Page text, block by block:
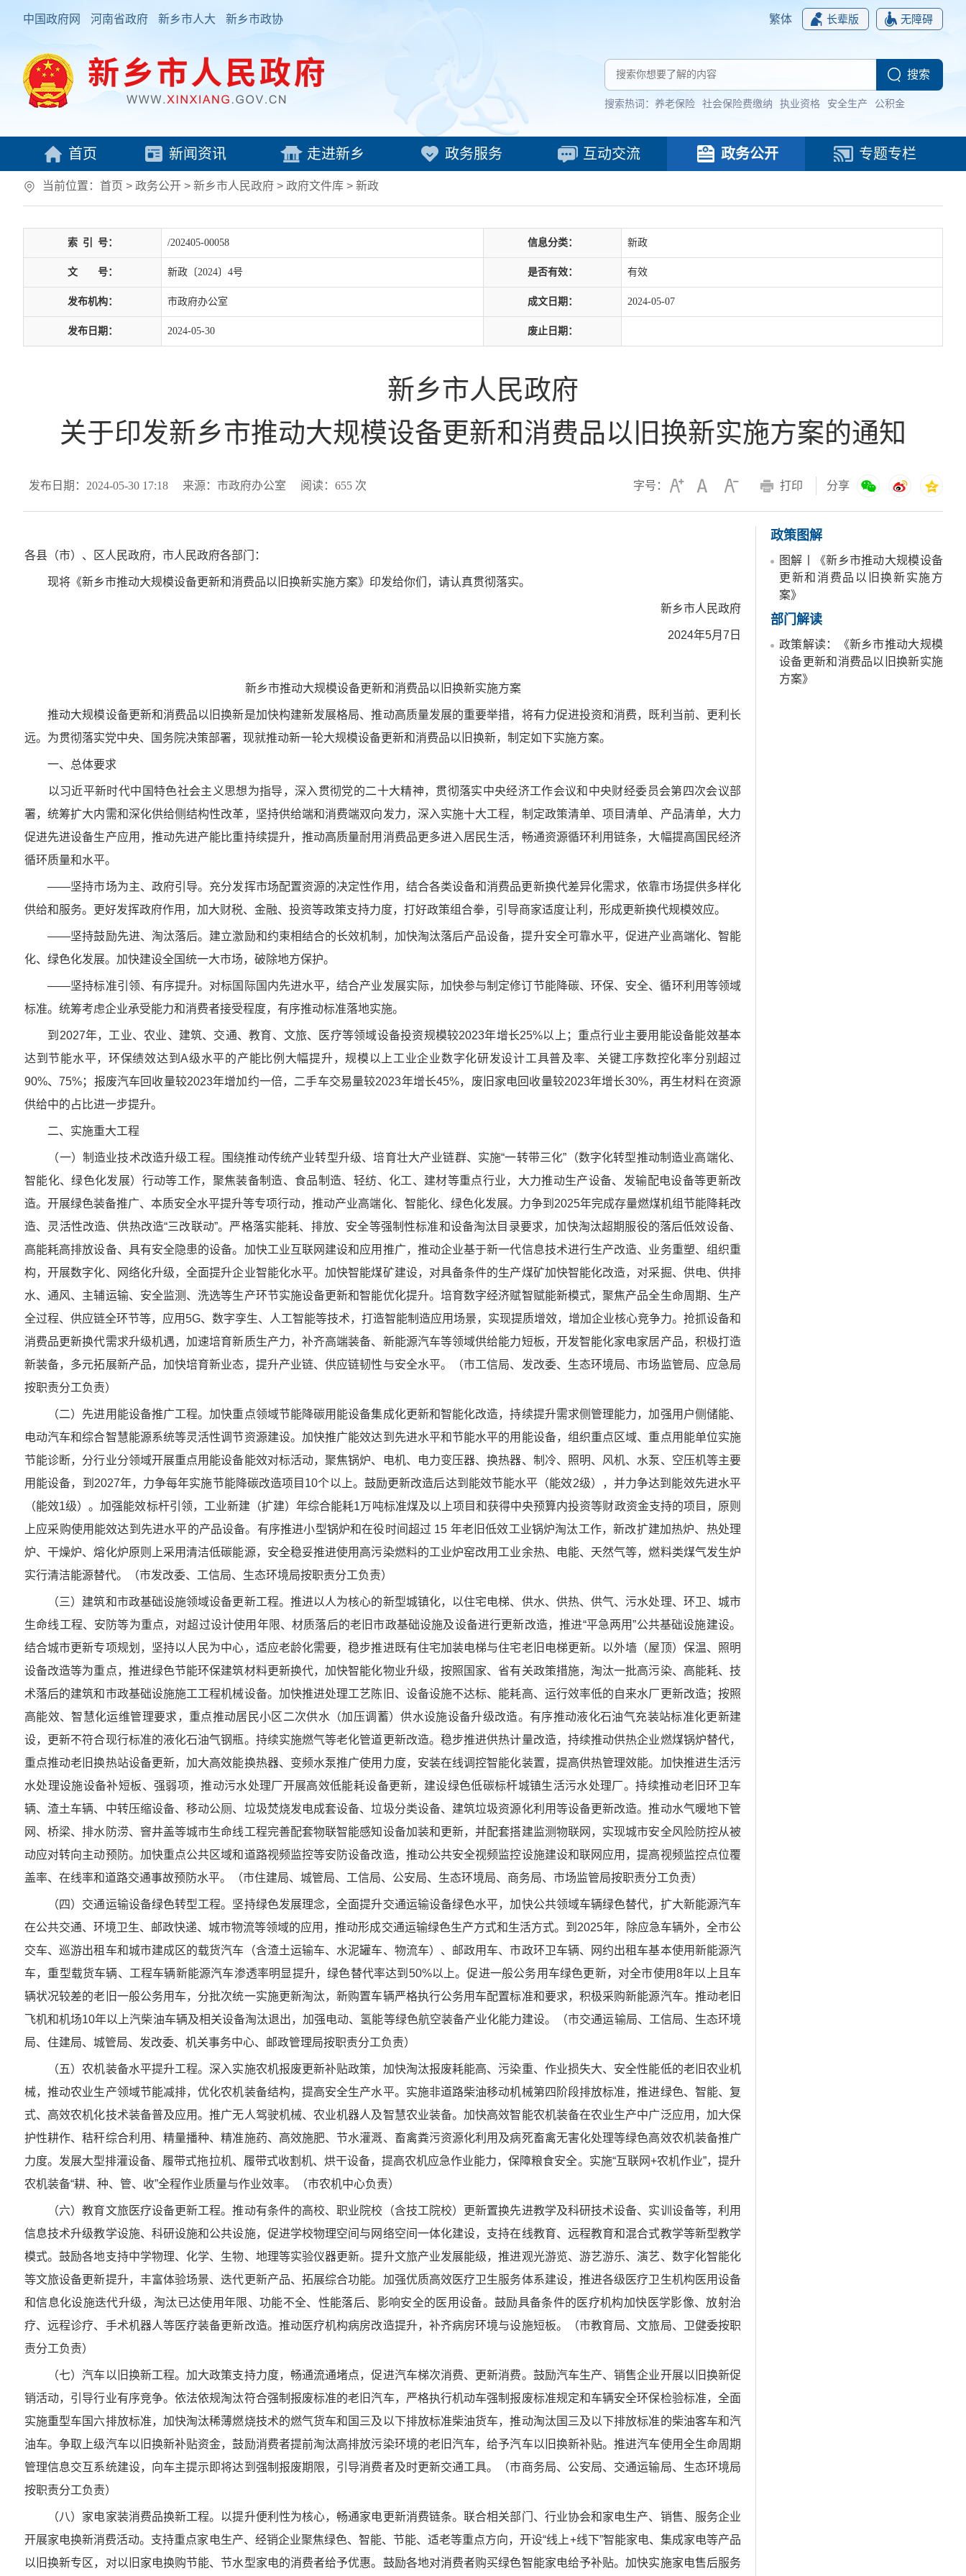
中国政府网 河南省政府 新乡市人大 新乡市政协 繁体 长辈版 无障碍
搜索热词： 养老保险 社会保险费缴纳 执业资格 安全生产 公积金
首页 新闻资讯 走进新乡 政务服务 互动交流 政务公开 专题专栏
当前位置： 首页 > 政务公开 > 新乡市人民政府 > 政府文件库 > 新政
索 引 号： /202405-00058 信息分类： 新政
文 号： 新政〔2024〕4号 是否有效： 有效
发布机构： 市政府办公室 成文日期： 2024-05-07
发布日期： 2024-05-30 废止日期：
新乡市人民政府
关于印发新乡市推动大规模设备更新和消费品以旧换新实施方案的通知
发布日期：2024-05-30 17:18 来源：市政府办公室 阅读： 655 次 字号： 打印 分享
各县（市）、区人民政府，市人民政府各部门：
现将《新乡市推动大规模设备更新和消费品以旧换新实施方案》印发给你们，请认真贯彻落实。
新乡市人民政府
2024年5月7日
新乡市推动大规模设备更新和消费品以旧换新实施方案
推动大规模设备更新和消费品以旧换新是加快构建新发展格局、推动高质量发展的重要举措，将有力促进投资和消费，既利当前、更利长
远。为贯彻落实党中央、国务院决策部署，现就推动新一轮大规模设备更新和消费品以旧换新，制定如下实施方案。
一、总体要求
以习近平新时代中国特色社会主义思想为指导，深入贯彻党的二十大精神，贯彻落实中央经济工作会议和中央财经委员会第四次会议部
署，统筹扩大内需和深化供给侧结构性改革，坚持供给端和消费端双向发力，深入实施十大工程，制定政策清单、项目清单、产品清单，大力
促进先进设备生产应用，推动先进产能比重持续提升，推动高质量耐用消费品更多进入居民生活，畅通资源循环利用链条，大幅提高国民经济
循环质量和水平。
——坚持市场为主、政府引导。充分发挥市场配置资源的决定性作用，结合各类设备和消费品更新换代差异化需求，依靠市场提供多样化
供给和服务。更好发挥政府作用，加大财税、金融、投资等政策支持力度，打好政策组合拳，引导商家适度让利，形成更新换代规模效应。
——坚持鼓励先进、淘汰落后。建立激励和约束相结合的长效机制，加快淘汰落后产品设备，提升安全可靠水平，促进产业高端化、智能
化、绿色化发展。加快建设全国统一大市场，破除地方保护。
——坚持标准引领、有序提升。对标国际国内先进水平，结合产业发展实际，加快参与制定修订节能降碳、环保、安全、循环利用等领域
标准。统筹考虑企业承受能力和消费者接受程度，有序推动标准落地实施。
到2027年，工业、农业、建筑、交通、教育、文旅、医疗等领域设备投资规模较2023年增长25%以上；重点行业主要用能设备能效基本
达到节能水平，环保绩效达到A级水平的产能比例大幅提升，规模以上工业企业数字化研发设计工具普及率、关键工序数控化率分别超过
90%、75%；报废汽车回收量较2023年增加约一倍，二手车交易量较2023年增长45%，废旧家电回收量较2023年增长30%，再生材料在资源
供给中的占比进一步提升。
二、实施重大工程
（一）制造业技术改造升级工程。围绕推动传统产业转型升级、培育壮大产业链群、实施“一转带三化”（数字化转型推动制造业高端化、
智能化、绿色化发展）行动等工作，聚焦装备制造、食品制造、轻纺、化工、建材等重点行业，大力推动生产设备、发输配电设备等更新改
造。开展绿色装备推广、本质安全水平提升等专项行动，推动产业高端化、智能化、绿色化发展。力争到2025年完成存量燃煤机组节能降耗改
造、灵活性改造、供热改造“三改联动”。严格落实能耗、排放、安全等强制性标准和设备淘汰目录要求，加快淘汰超期服役的落后低效设备、
高能耗高排放设备、具有安全隐患的设备。加快工业互联网建设和应用推广，推动企业基于新一代信息技术进行生产改造、业务重塑、组织重
构，开展数字化、网络化升级，全面提升企业智能化水平。加快智能煤矿建设，对具备条件的生产煤矿加快智能化改造，对采掘、供电、供排
水、通风、主辅运输、安全监测、洗选等生产环节实施设备更新和智能优化提升。培育数字经济赋智赋能新模式，聚焦产品全生命周期、生产
全过程、供应链全环节等，应用5G、数字孪生、人工智能等技术，打造智能制造应用场景，实现提质增效，增加企业核心竞争力。抢抓设备和
消费品更新换代需求升级机遇，加速培育新质生产力，补齐高端装备、新能源汽车等领域供给能力短板，开发智能化家电家居产品，积极打造
新装备，多元拓展新产品，加快培育新业态，提升产业链、供应链韧性与安全水平。（市工信局、发改委、生态环境局、市场监管局、应急局
按职责分工负责）
（二）先进用能设备推广工程。加快重点领域节能降碳用能设备集成化更新和智能化改造，持续提升需求侧管理能力，加强用户侧储能、
电动汽车和综合智慧能源系统等灵活性调节资源建设。加快推广能效达到先进水平和节能水平的用能设备，组织重点区域、重点用能单位实施
节能诊断，分行业分领域开展重点用能设备能效对标活动，聚焦锅炉、电机、电力变压器、换热器、制冷、照明、风机、水泵、空压机等主要
用能设备，到2027年，力争每年实施节能降碳改造项目10个以上。鼓励更新改造后达到能效节能水平（能效2级），并力争达到能效先进水平
（能效1级）。加强能效标杆引领，工业新建（扩建）年综合能耗1万吨标准煤及以上项目和获得中央预算内投资等财政资金支持的项目，原则
上应采购使用能效达到先进水平的产品设备。有序推进小型锅炉和在役时间超过 15 年老旧低效工业锅炉淘汰工作，新改扩建加热炉、热处理
炉、干燥炉、熔化炉原则上采用清洁低碳能源，安全稳妥推进使用高污染燃料的工业炉窑改用工业余热、电能、天然气等，燃料类煤气发生炉
实行清洁能源替代。（市发改委、工信局、生态环境局按职责分工负责）
（三）建筑和市政基础设施领域设备更新工程。推进以人为核心的新型城镇化，以住宅电梯、供水、供热、供气、污水处理、环卫、城市
生命线工程、安防等为重点，对超过设计使用年限、材质落后的老旧市政基础设施及设备进行更新改造，推进“平急两用”公共基础设施建设。
结合城市更新专项规划，坚持以人民为中心，适应老龄化需要，稳步推进既有住宅加装电梯与住宅老旧电梯更新。以外墙（屋顶）保温、照明
设备改造等为重点，推进绿色节能环保建筑材料更新换代，加快智能化物业升级，按照国家、省有关政策措施，淘汰一批高污染、高能耗、技
术落后的建筑和市政基础设施施工工程机械设备。加快推进处理工艺陈旧、设备设施不达标、能耗高、运行效率低的自来水厂更新改造；按照
高能效、智慧化运维管理要求，重点推动居民小区二次供水（加压调蓄）供水设施设备升级改造。有序推动液化石油气充装站标准化更新建
设，更新不符合现行标准的液化石油气钢瓶。持续实施燃气等老化管道更新改造。稳步推进供热计量改造，持续推动供热企业燃煤锅炉替代，
重点推动老旧换热站设备更新，加大高效能换热器、变频水泵推广使用力度，安装在线调控智能化装置，提高供热管理效能。加快推进生活污
水处理设施设备补短板、强弱项，推动污水处理厂开展高效低能耗设备更新，建设绿色低碳标杆城镇生活污水处理厂。持续推动老旧环卫车
辆、渣土车辆、中转压缩设备、移动公厕、垃圾焚烧发电成套设备、垃圾分类设备、建筑垃圾资源化利用等设备更新改造。推动水气暖地下管
网、桥梁、排水防涝、窨井盖等城市生命线工程完善配套物联智能感知设备加装和更新，并配套搭建监测物联网，实现城市安全风险防控从被
动应对转向主动预防。加快重点公共区域和道路视频监控等安防设备改造，推动公共安全视频监控设施建设和联网应用，提高视频监控点位覆
盖率、在线率和道路交通事故预防水平。（市住建局、城管局、工信局、公安局、生态环境局、商务局、市场监管局按职责分工负责）
（四）交通运输设备绿色转型工程。坚持绿色发展理念，全面提升交通运输设备绿色水平，加快公共领域车辆绿色替代，扩大新能源汽车
在公共交通、环境卫生、邮政快递、城市物流等领域的应用，推动形成交通运输绿色生产方式和生活方式。到2025年，除应急车辆外，全市公
交车、巡游出租车和城市建成区的载货汽车（含渣土运输车、水泥罐车、物流车）、邮政用车、市政环卫车辆、网约出租车基本使用新能源汽
车，重型载货车辆、工程车辆新能源汽车渗透率明显提升，绿色替代率达到50%以上。促进一般公务用车绿色更新，对全市使用8年以上且车
辆状况较差的老旧一般公务用车，分批次统一实施更新淘汰，新购置车辆严格执行公务用车配置标准和要求，积极采购新能源汽车。推动老旧
飞机和机场10年以上汽柴油车辆及相关设备淘汰退出，加强电动、氢能等绿色航空装备产业化能力建设。（市交通运输局、工信局、生态环境
局、住建局、城管局、发改委、机关事务中心、邮政管理局按职责分工负责）
（五）农机装备水平提升工程。深入实施农机报废更新补贴政策，加快淘汰报废耗能高、污染重、作业损失大、安全性能低的老旧农业机
械，推动农业生产领域节能减排，优化农机装备结构，提高安全生产水平。实施非道路柴油移动机械第四阶段排放标准，推进绿色、智能、复
式、高效农机化技术装备普及应用。推广无人驾驶机械、农业机器人及智慧农业装备。加快高效智能农机装备在农业生产中广泛应用，加大保
护性耕作、秸秆综合利用、精量播种、精准施药、高效施肥、节水灌溉、畜禽粪污资源化利用及病死畜禽无害化处理等绿色高效农机装备推广
力度。发展大型排灌设备、履带式拖拉机、履带式收割机、烘干设备，提高农机应急作业能力，保障粮食安全。实施“互联网+农机作业”，提升
农机装备“耕、种、管、收”全程作业质量与作业效率。（市农机中心负责）
（六）教育文旅医疗设备更新工程。推动有条件的高校、职业院校（含技工院校）更新置换先进教学及科研技术设备、实训设备等，利用
信息技术升级教学设施、科研设施和公共设施，促进学校物理空间与网络空间一体化建设，支持在线教育、远程教育和混合式教学等新型教学
模式。鼓励各地支持中学物理、化学、生物、地理等实验仪器更新。提升文旅产业发展能级，推进观光游览、游艺游乐、演艺、数字化智能化
等文旅设备更新提升，丰富体验场景、迭代更新产品、拓展综合功能。加强优质高效医疗卫生服务体系建设，推进各级医疗卫生机构医用设备
和信息化设施迭代升级，淘汰已达使用年限、功能不全、性能落后、影响安全的医用设备。鼓励具备条件的医疗机构加快医学影像、放射治
疗、远程诊疗、手术机器人等医疗装备更新改造。推动医疗机构病房改造提升，补齐病房环境与设施短板。（市教育局、文旅局、卫健委按职
责分工负责）
（七）汽车以旧换新工程。加大政策支持力度，畅通流通堵点，促进汽车梯次消费、更新消费。鼓励汽车生产、销售企业开展以旧换新促
销活动，引导行业有序竞争。依法依规淘汰符合强制报废标准的老旧汽车，严格执行机动车强制报废标准规定和车辆安全环保检验标准，全面
实施重型车国六排放标准，加快淘汰稀薄燃烧技术的燃气货车和国三及以下排放标准柴油货车，推动淘汰国三及以下排放标准的柴油客车和汽
油车。争取上级汽车以旧换新补贴资金，鼓励消费者提前淘汰高排放污染环境的老旧汽车，给予汽车以旧换新补贴。推进汽车使用全生命周期
管理信息交互系统建设，向车主提示即将达到强制报废期限，引导消费者及时更新交通工具。（市商务局、公安局、交通运输局、生态环境局
按职责分工负责）
（八）家电家装消费品换新工程。以提升便利性为核心，畅通家电更新消费链条。联合相关部门、行业协会和家电生产、销售、服务企业
开展家电换新消费活动。支持重点家电生产、经销企业聚焦绿色、智能、节能、适老等重点方向，开设“线上+线下”智能家电、集成家电等产品
以旧换新专区，对以旧家电换购节能、节水型家电的消费者给予优惠。鼓励各地对消费者购买绿色智能家电给予补贴。加快实施家电售后服务
政策图解
图解丨《新乡市推动大规模设备
更新和消费品以旧换新实施方
案》
部门解读
政策解读：《新乡市推动大规模
设备更新和消费品以旧换新实施
方案》